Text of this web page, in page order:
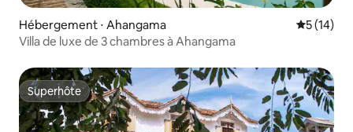
Hébergement ⋅ Ahangama
5 (14)
Villa de luxe de 3 chambres à Ahangama
Superhôte
Superhôte